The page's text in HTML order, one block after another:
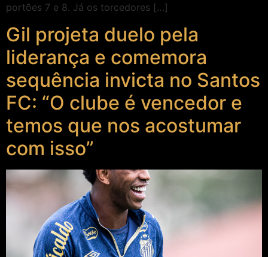
portões 7 e 8. Já os torcedores […]
Gil projeta duelo pela
liderança e comemora
sequência invicta no Santos
FC: “O clube é vencedor e
temos que nos acostumar
com isso”